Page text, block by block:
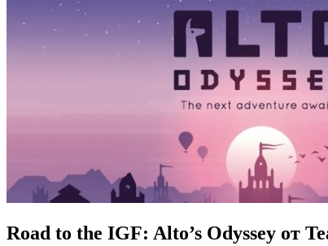
Road to the IGF: Alto’s Odyssey от